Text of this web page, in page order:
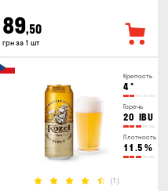
89,50
грн за 1 шт
Крепость
4°
Горечь
20 IBU
Плотность
11.5 %
(1)